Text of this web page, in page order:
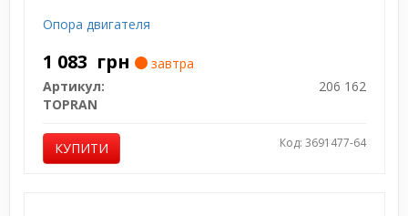
Опора двигателя
1 083 грн
завтра
Артикул:
206 162
TOPRAN
КУПИТИ Код: 3691477-64